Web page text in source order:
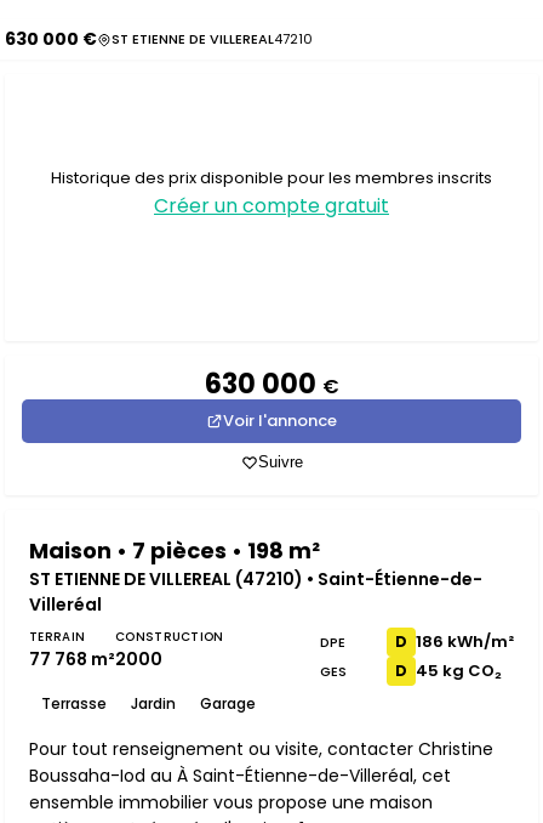
630 000 € ST ETIENNE DE VILLEREAL47210
Historique des prix disponible pour les membres inscrits
Créer un compte gratuit
630 000 €
Voir l'annonce
Suivre
Maison • 7 pièces • 198 m²
ST ETIENNE DE VILLEREAL (47210) • Saint-Étienne-de-
Villeréal
TERRAIN
77 768 m²
CONSTRUCTION
2000
Terrasse Jardin Garage
DPE D 186 kWh/m²
GES D 45 kg CO₂
Pour tout renseignement ou visite, contacter Christine
Boussaha-Iod au À Saint-Étienne-de-Villeréal, cet
ensemble immobilier vous propose une maison